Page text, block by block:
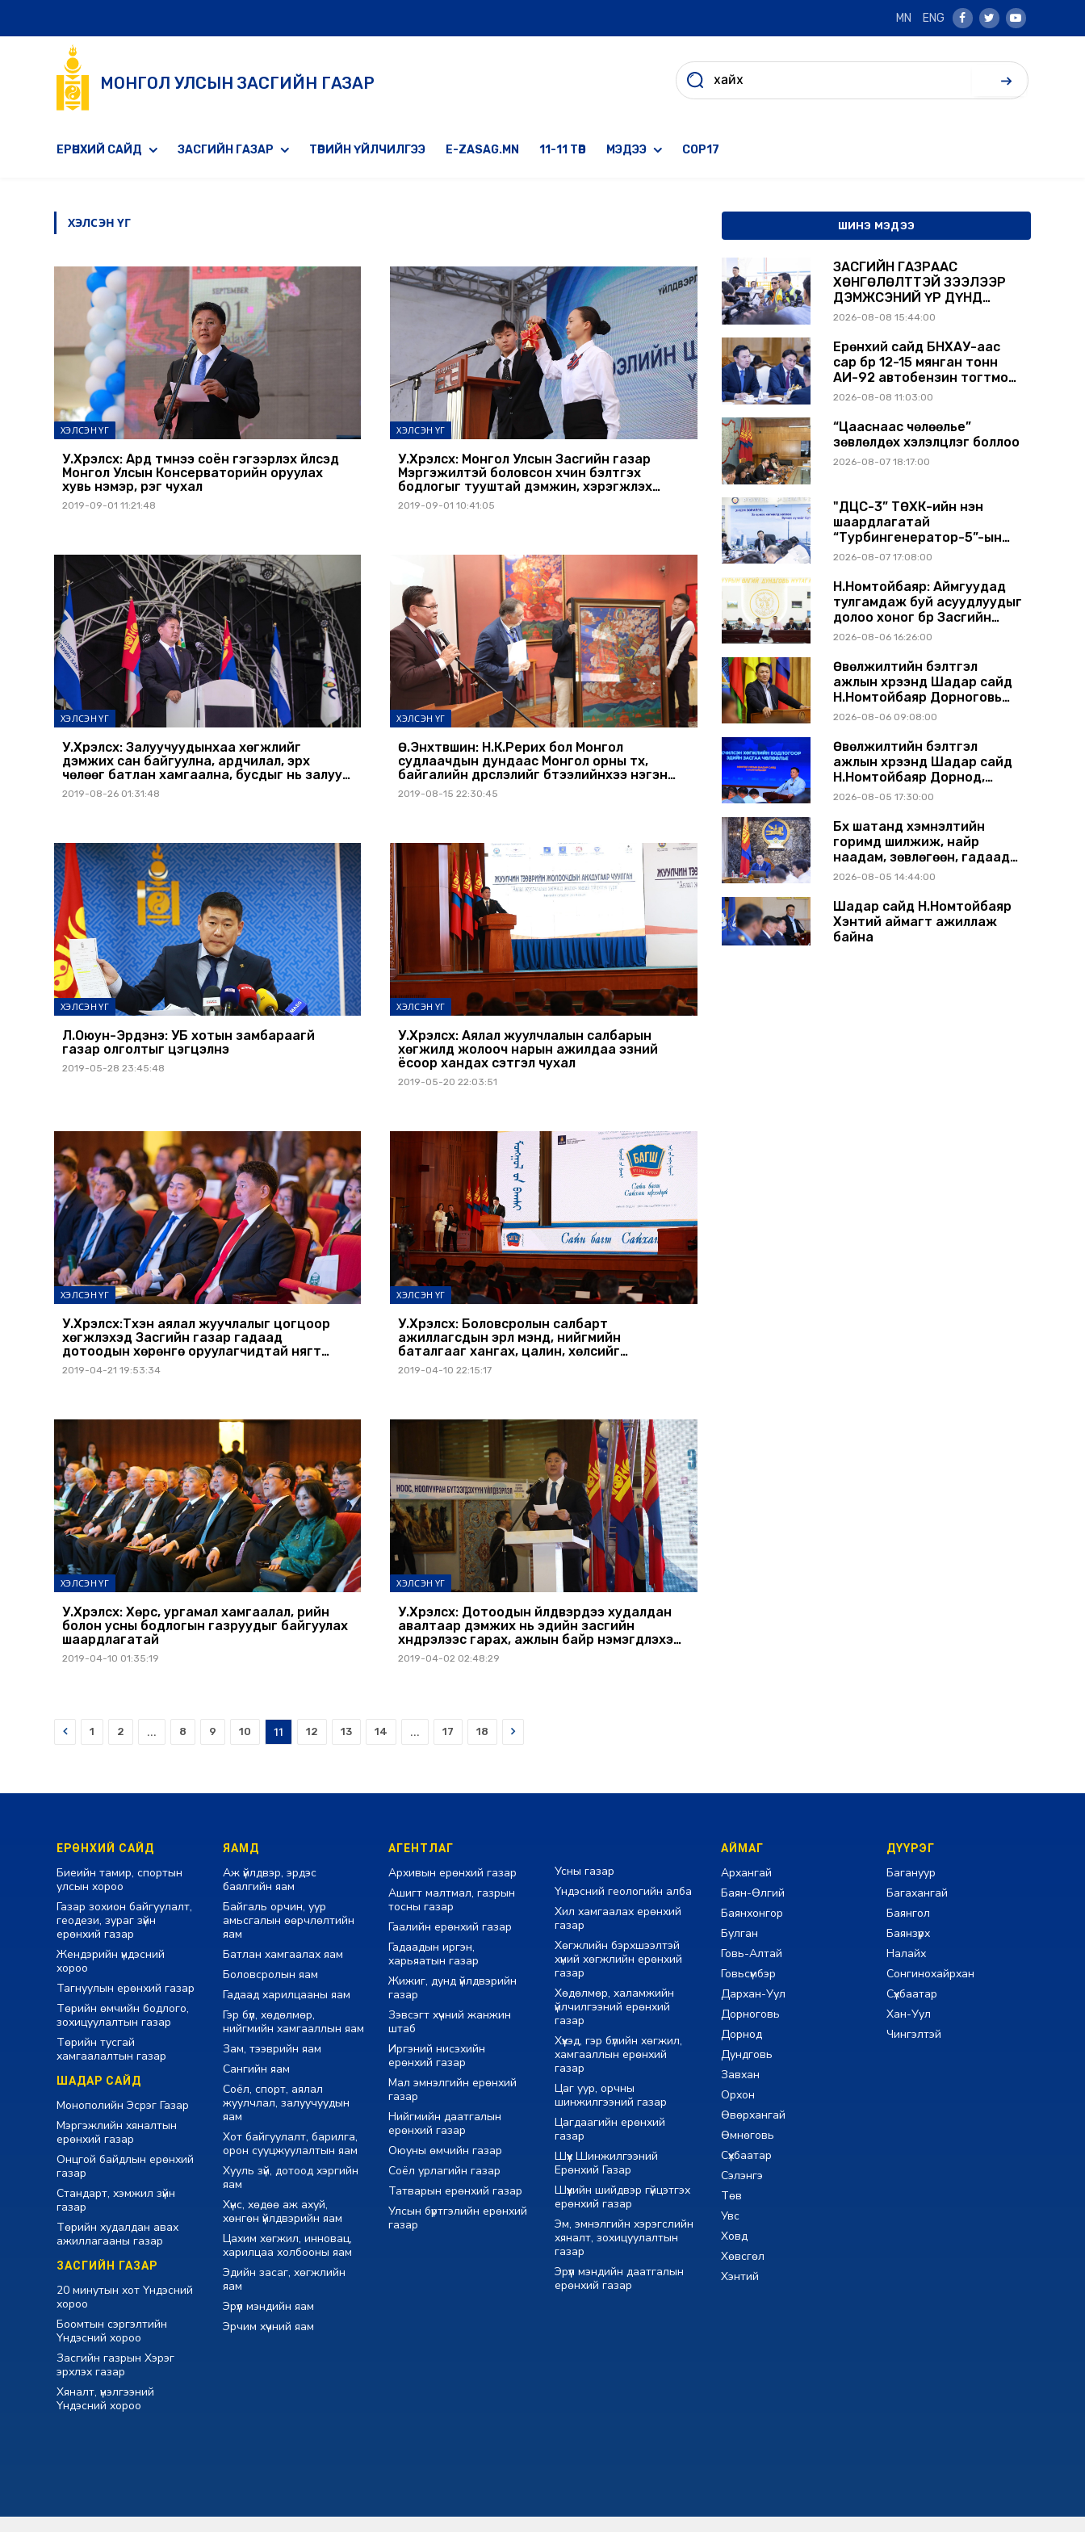
MN ENG
Facebook
TwitterYoutube
МОНГОЛ УЛСЫН ЗАСГИЙН ГАЗАР
ЕРӨНХИЙ САЙД ЗАСГИЙН ГАЗАР ТӨРИЙН ҮЙЛЧИЛГЭЭ E-ZASAG.MN 11-11 ТӨВ МЭДЭЭ COP17
ХЭЛСЭН ҮГ
ХЭЛСЭН ҮГ
У.Хүрэлсүх: Ард түмнээ соён гэгээрүүлэх үйлсэд
Монгол Улсын Консерваторийн оруулах
хувь нэмэр, үүрэг чухал
2019-09-01 11:21:48
ХЭЛСЭН ҮГ
У.Хүрэлсүх: Монгол Улсын Засгийн газар
Мэргэжилтэй боловсон хүчин бэлтгэх
бодлогыг тууштай дэмжин, хэрэгжүүлэх
болно
2019-09-01 10:41:05
ХЭЛСЭН ҮГ
У.Хүрэлсүх: Залуучуудынхаа хөгжлийг
дэмжих сан байгуулна, ардчилал, эрх
чөлөөг батлан хамгаална, бусдыг нь залуус
та бүхэн хий
2019-08-26 01:31:48
ХЭЛСЭН ҮГ
Ө.Энхтүвшин: Н.К.Рерих бол Монгол
судлаачдын дундаас Монгол орны түүх,
байгалийн дүрслэлийг бүтээлийнхээ нэгэн
чухал сэдэв болгодогоороо онцлогтой
2019-08-15 22:30:45
ХЭЛСЭН ҮГ
Л.Оюун-Эрдэнэ: УБ хотын замбараагүй
газар олголтыг цэгцэлнэ
2019-05-28 23:45:48
ХЭЛСЭН ҮГ
У.Хүрэлсүх: Аялал жуулчлалын салбарын
хөгжилд жолооч нарын ажилдаа эзний
ёсоор хандах сэтгэл чухал
2019-05-20 22:03:51
ХЭЛСЭН ҮГ
У.Хүрэлсүх:Түүхэн аялал жуучлалыг цогцоор
хөгжүүлэхэд Засгийн газар гадаад
дотоодын хөрөнгө оруулагчидтай нягт
түншлэн ажиллахад бэлэн
2019-04-21 19:53:34
ХЭЛСЭН ҮГ
У.Хүрэлсүх: Боловсролын салбарт
ажиллагсдын эрүүл мэнд, нийгмийн
баталгааг хангах, цалин, хөлсийг
нэмэгдүүлэх чиглэлээр үе шаттай арга
хэмжээг авах болно
2019-04-10 22:15:17
ХЭЛСЭН ҮГ
У.Хүрэлсүх: Хөрс, ургамал хамгаалал, үрийн
болон усны бодлогын газруудыг байгуулах
шаардлагатай
2019-04-10 01:35:19
ХЭЛСЭН ҮГ
У.Хүрэлсүх: Дотоодын үйлдвэрүүдээ худалдан
авалтаар дэмжих нь эдийн засгийн
хүндрэлээс гарах, ажлын байр нэмэгдүүлэхэд
бодитой хувь нэмэр болно
2019-04-02 02:48:29
Prev 1 2 ... 8 9 10 11 12 13 14 ... 17 18 Next
ШИНЭ МЭДЭЭ
ЗАСГИЙН ГАЗРААС
ХӨНГӨЛӨЛТТЭЙ ЗЭЭЛЭЭР
ДЭМЖСЭНИЙ ҮР ДҮНД
ШАТАХУУН ХАДГАЛАХ
АШИГЛАЛТАД ОРЖ БАЙНА
2026-08-08 15:44:00
Ерөнхий сайд БНХАУ-аас
сар бүр 12-15 мянган тонн
АИ-92 автобензин тогтмол
нийлүүлэх хүсэлт тавилаа
2026-08-08 11:03:00
“Цааснаас чөлөөлье”
зөвлөлдөх хэлэлцүүлэг боллоо
2026-08-07 18:17:00
"ДЦС-3” ТӨХК-ийн нэн
шаардлагатай
“Турбингенератор-5”-ын
шинэчлэлийн төсвийг
2026-08-07 17:08:00
Н.Номтойбаяр: Аймгуудад
тулгамдаж буй асуудлуудыг
долоо хоног бүр Засгийн
газрын хуралдаанд
2026-08-06 16:26:00
Өвөлжилтийн бэлтгэл
ажлын хүрээнд Шадар сайд
Н.Номтойбаяр Дорноговь
аймагт ажиллав
2026-08-06 09:08:00
Өвөлжилтийн бэлтгэл
ажлын хүрээнд Шадар сайд
Н.Номтойбаяр Дорнод,
Сүхбаатар аймагт ажиллав
2026-08-05 17:30:00
Бүх шатанд хэмнэлтийн
горимд шилжиж, найр
наадам, зөвлөгөөн, гадаад
томилолтыг хориглолоо
2026-08-05 14:44:00
Шадар сайд Н.Номтойбаяр
Хэнтий аймагт ажиллаж
байна
ЕРӨНХИЙ САЙД
Биеийн тамир, спортын
улсын хороо
Газар зохион байгуулалт,
геодези, зураг зүйн
ерөнхий газар
Жендэрийн үндэсний
хороо
Тагнуулын ерөнхий газар
Төрийн өмчийн бодлого,
зохицуулалтын газар
Төрийн тусгай
хамгаалалтын газар
ШАДАР САЙД
Монополийн Эсрэг Газар
Мэргэжлийн хяналтын
ерөнхий газар
Онцгой байдлын ерөнхий
газар
Стандарт, хэмжил зүйн
газар
Төрийн худалдан авах
ажиллагааны газар
ЗАСГИЙН ГАЗАР
20 минутын хот Үндэсний
хороо
Боомтын сэргэлтийн
Үндэсний хороо
Засгийн газрын Хэрэг
эрхлэх газар
Хяналт, үнэлгээний
Үндэсний хороо
ЯАМД
Аж үйлдвэр, эрдэс
баялгийн яам
Байгаль орчин, уур
амьсгалын өөрчлөлтийн
яам
Батлан хамгаалах яам
Боловсролын яам
Гадаад харилцааны яам
Гэр бүл, хөдөлмөр,
нийгмийн хамгааллын яам
Зам, тээврийн яам
Сангийн яам
Соёл, спорт, аялал
жуулчлал, залуучуудын
яам
Хот байгуулалт, барилга,
орон сууцжуулалтын яам
Хууль зүй, дотоод хэргийн
яам
Хүнс, хөдөө аж ахуй,
хөнгөн үйлдвэрийн яам
Цахим хөгжил, инновац,
харилцаа холбооны яам
Эдийн засаг, хөгжлийн
яам
Эрүүл мэндийн яам
Эрчим хүчний яам
АГЕНТЛАГ
Архивын ерөнхий газар
Ашигт малтмал, газрын
тосны газар
Гаалийн ерөнхий газар
Гадаадын иргэн,
харьяатын газар
Жижиг, дунд үйлдвэрийн
газар
Зэвсэгт хүчний жанжин
штаб
Иргэний нисэхийн
ерөнхий газар
Мал эмнэлгийн ерөнхий
газар
Нийгмийн даатгалын
ерөнхий газар
Оюуны өмчийн газар
Соёл урлагийн газар
Татварын ерөнхий газар
Улсын бүртгэлийн ерөнхий
газар
Усны газар
Үндэсний геологийн алба
Хил хамгаалах ерөнхий
газар
Хөгжлийн бэрхшээлтэй
хүний хөгжлийн ерөнхий
газар
Хөдөлмөр, халамжийн
үйлчилгээний ерөнхий
газар
Хүүхэд, гэр бүлийн хөгжил,
хамгааллын ерөнхий
газар
Цаг уур, орчны
шинжилгээний газар
Цагдаагийн ерөнхий
газар
Шүүх Шинжилгээний
Ерөнхий Газар
Шүүхийн шийдвэр гүйцэтгэх
ерөнхий газар
Эм, эмнэлгийн хэрэгслийн
хяналт, зохицуулалтын
газар
Эрүүл мэндийн даатгалын
ерөнхий газар
АЙМАГ
Архангай
Баян-Өлгий
Баянхонгор
Булган
Говь-Алтай
Говьсүмбэр
Дархан-Уул
Дорноговь
Дорнод
Дундговь
Завхан
Орхон
Өвөрхангай
Өмнөговь
Сүхбаатар
Сэлэнгэ
Төв
Увс
Ховд
Хөвсгөл
Хэнтий
ДҮҮРЭГ
Багануур
Багахангай
Баянгол
Баянзүрх
Налайх
Сонгинохайрхан
Сүхбаатар
Хан-Уул
Чингэлтэй